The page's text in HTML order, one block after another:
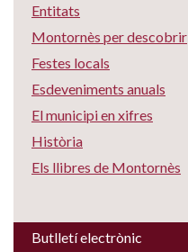
Entitats
Montornès per descobrir
Festes locals
Esdeveniments anuals
El municipi en xifres
Història
Els llibres de Montornès
Butlletí electrònic